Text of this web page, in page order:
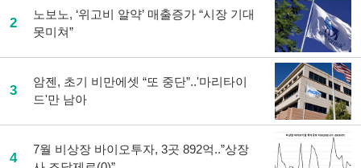
2
노보노, ‘위고비 알약’ 매출증가 “시장 기대
못미쳐”
3
암젠, 초기 비만에셋 “또 중단”..'마리타이
드'만 남아
4
7월 비상장 바이오투자, 3곳 892억..”상장